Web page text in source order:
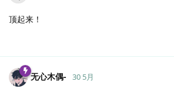
顶起来！
无心木偶- 30 5月